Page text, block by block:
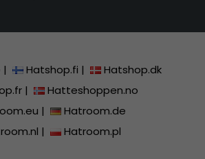
| Hatshop.fi |
Hatshop.dk
|
Hatteshoppen.no
|
Hatroom.de
| Hatroom.pl